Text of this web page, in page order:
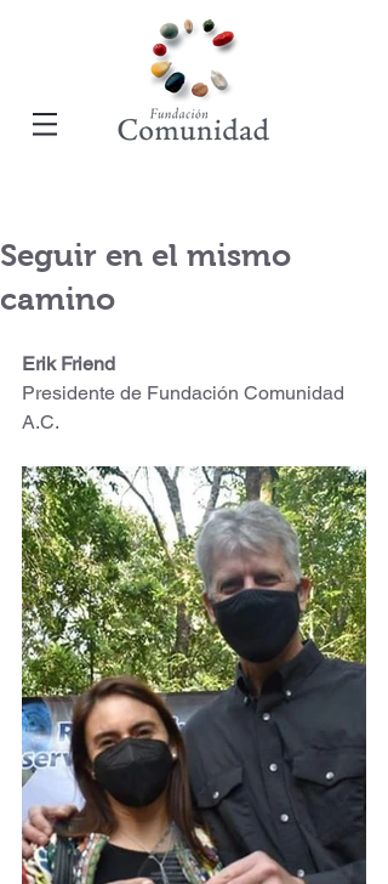
Seguir en el mismo
camino
Erik Friend
Presidente de Fundación Comunidad
A.C.